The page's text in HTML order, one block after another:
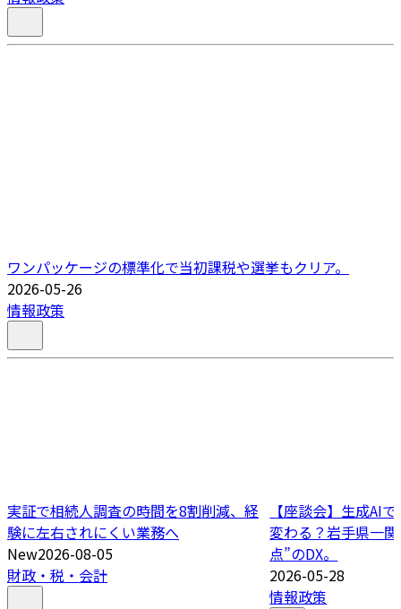
ワンパッケージの標準化で当初課税や選挙もクリア。
2026-05-26
情報政策
実証で相続人調査の時間を8割削減、経
験に左右されにくい業務へ
New2026-08-05
財政・税・会計
【座談会】生成AI
変わる？岩手県一
点”のDX。
2026-05-28
情報政策